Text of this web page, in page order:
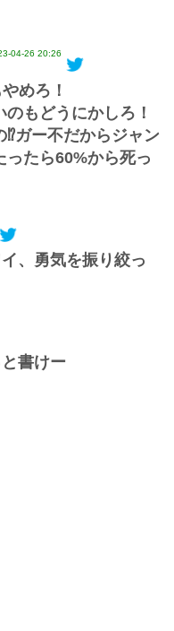
04-26 20:26
めろ！
もどうにかしろ！
⁉︎ガー不だからジャン
ったら60%から死っ
、勇気を振り絞っ
書けー